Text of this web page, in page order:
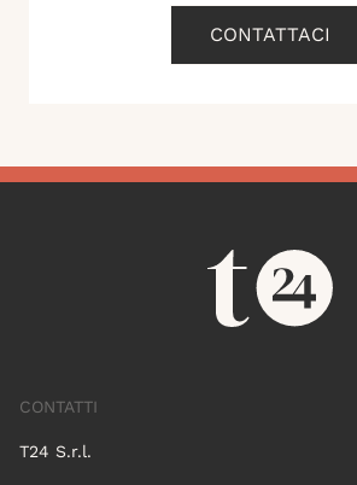
CONTATTACI
CONTATTI
T24 S.r.l.